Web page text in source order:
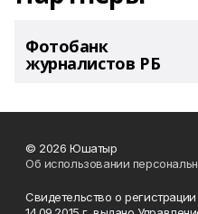
Фотобанк
журналистов РБ
© 2026 Юшатыр
Об использовании
Свидетельство о